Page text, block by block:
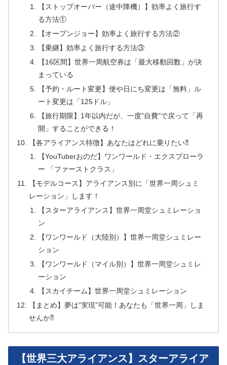
【ストップオーバー（途中降機）】効率よく旅行す
る方法①
【オープンジョー】効率よく旅行する方法②
【乗継】効率よく旅行する方法③
【16区間】世界一周航空券は「最大移動回数」が決
まっている
【予約・ルート変更】便や日にち変更は「無料」ル
ート変更は「125ドル」
【旅行期限】1年以内だが、一度”自費”で戻って「再
開」することができる！
【各アライアンス特徴】あなたはどれに乗りたい⁈
【YouTuberおのだ】ワンワールド・エクスプローラ
ー 「ファーストクラス」
【モデルコース】アライアンス別に「世界一周シュミ
レーション」します！
【スターアライアンス】世界一周堂シュミレーショ
ン
【ワンワールド（大陸別）】世界一周堂シュミレー
ション
【ワンワールド（マイル別）】世界一周堂シュミレ
ーション
【スカイチーム】世界一周堂シュミレーション
【まとめ】夢は”実現”可能！あなたも「世界一周」しま
せんか⁈
【世界三大アライアンス】スターアライア